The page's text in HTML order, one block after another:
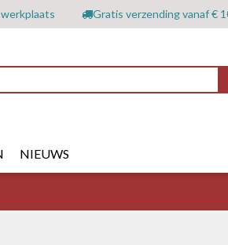
Gratis verzending vanaf €
NIEUWS